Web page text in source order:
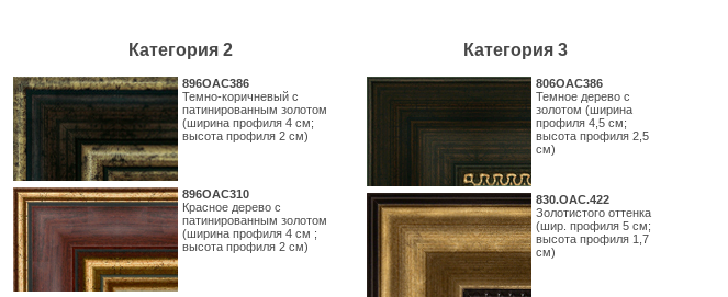
Категория 2 Категория 3
896OAC386
Темно-коричневый с
патинированным золотом
(ширина профиля 4 см;
высота профиля 2 см)
896OAC310
Красное дерево с
патинированным золотом
(ширина профиля 4 см ;
высота профиля 2 см)
806OAC386
Темное дерево с
золотом (ширина
профиля 4,5 см;
высота профиля 2,5
см)
830.ОАС.422
Золотистого оттенка
(шир. профиля 5 см;
высота профиля 1,7
см)